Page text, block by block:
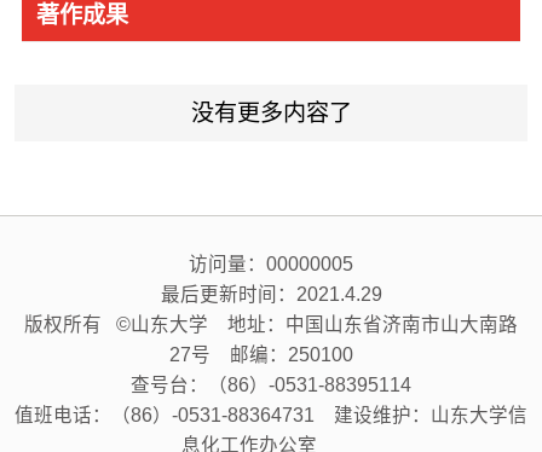
著作成果
没有更多内容了
访问量： 00000005
最后更新时间： 2021.4.29
版权所有 ©山东大学 地址：中国山东省济南市山大南路
27号 邮编：250100
查号台：（86）-0531-88395114
值班电话：（86）-0531-88364731 建设维护：山东大学信
息化工作办公室